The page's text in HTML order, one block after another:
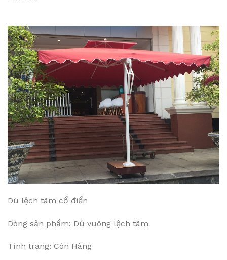
Dù lệch tâm cổ điển
Dòng sản phẩm: Dù vuông lệch tâm
Tình trạng: Còn Hàng